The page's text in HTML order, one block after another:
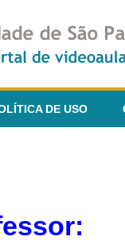
DE USO